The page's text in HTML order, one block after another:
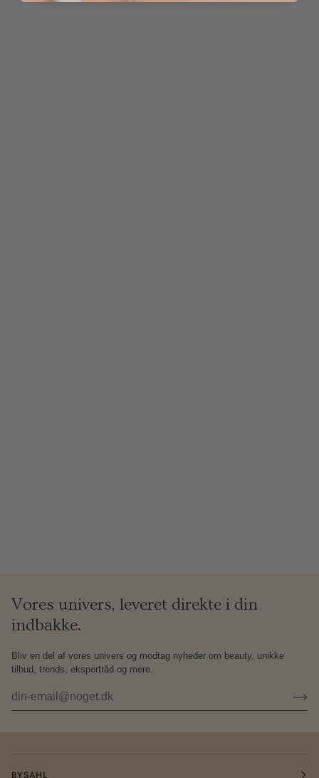
Vores univers, leveret direkte i din
indbakke.
Bliv en del af vores univers og modtag nyheder om beauty, unikke
tilbud, trends, ekspertråd og mere.
BYSAHL